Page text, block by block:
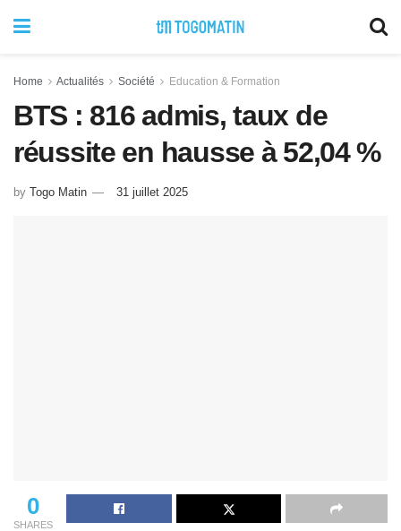
Home Actualités Société Education & Formation
BTS : 816 admis, taux de
réussite en hausse à 52,04 %
by Togo Matin 31 juillet 2025
0
SHARES